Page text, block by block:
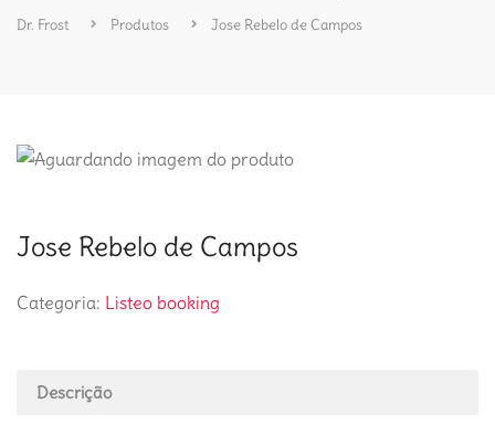
Dr. Frost Produtos Jose Rebelo de Campos
Jose Rebelo de Campos
Categoria: Listeo booking
Descrição